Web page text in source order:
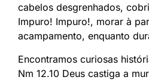
cabelos desgrenhados,
Impuro! Impuro!, morar à
acampamento, enquanto
Encontramos curiosas
Nm 12.10 Deus castiga a